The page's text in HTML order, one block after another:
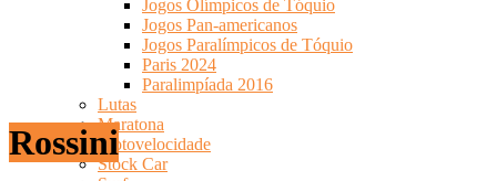
Jogos Olímpicos de Tóquio
Jogos Pan-americanos
Jogos Paralímpicos de Tóquio
Paris 2024
Paralimpíada 2016
Lutas
Maratona
Motovelocidade
Stock Car
Rossini